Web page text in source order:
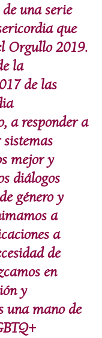
una serie
que
Orgullo 2019.
la
de las
a responder a
mejor y
diálogos
género y
a
a
de
en
y
una mano de